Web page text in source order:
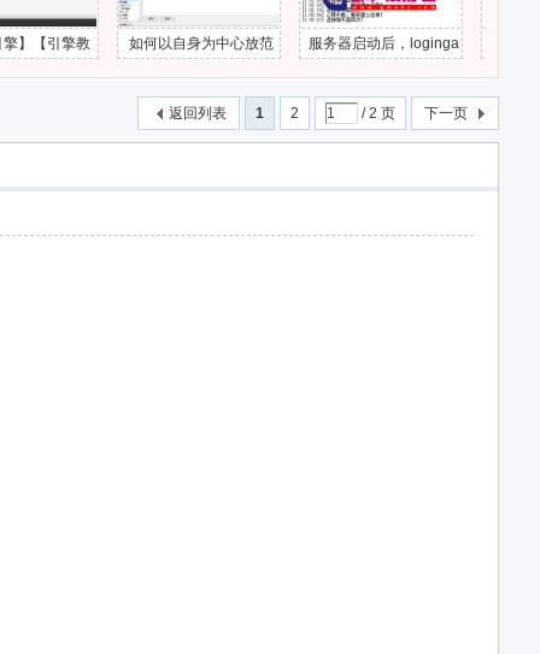
教
配置
如何以自身为中心放范
围伤害技能？
服务器启动后，loginga
te一直心跳中断
在多端版传2如
备的属性
1 2 / 2 页 下一页
返回列表